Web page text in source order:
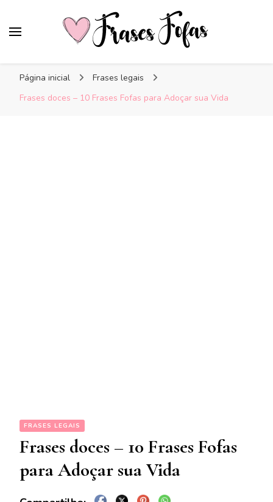
Página inicial
Frases legais
Frases doces – 10 Frases Fofas para Adoçar sua Vida
FRASES LEGAIS
Frases doces – 10 Frases Fofas
para Adoçar sua Vida